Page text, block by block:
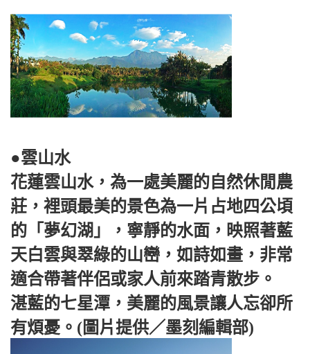
●雲山水
花蓮雲山水，為一處美麗的自然休閒農
莊，裡頭最美的景色為一片占地四公頃
的「夢幻湖」，寧靜的水面，映照著藍
天白雲與翠綠的山巒，如詩如畫，非常
適合帶著伴侶或家人前來踏青散步。
湛藍的七星潭，美麗的風景讓人忘卻所
有煩憂。(圖片提供／墨刻編輯部)